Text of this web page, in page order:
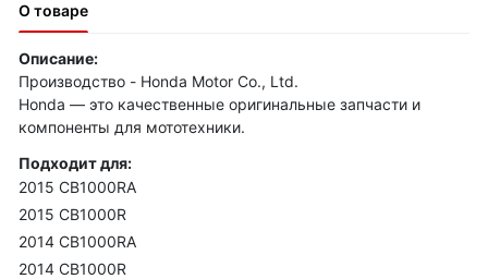
О товаре
Описание:
Производство - Honda Motor Co., Ltd.
Honda — это качественные оригинальные запчасти и
компоненты для мототехники.
Подходит для:
2015 CB1000RA
2015 CB1000R
2014 CB1000RA
2014 CB1000R